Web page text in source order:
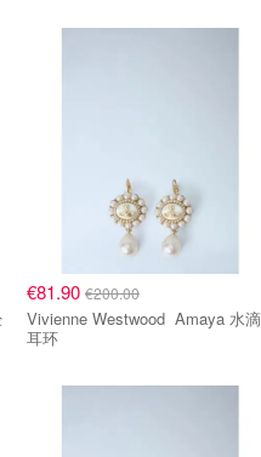
€81.90 €200.00
Vivienne Westwood Amaya 水滴
耳环